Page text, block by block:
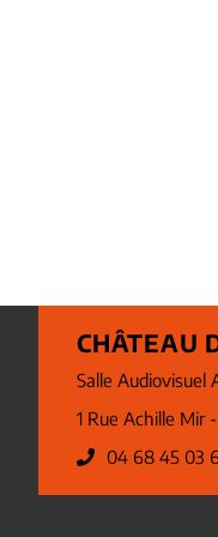
CHÂTEAU
Salle Audiovisuel
1 Rue Achille Mir
04 68 45 03